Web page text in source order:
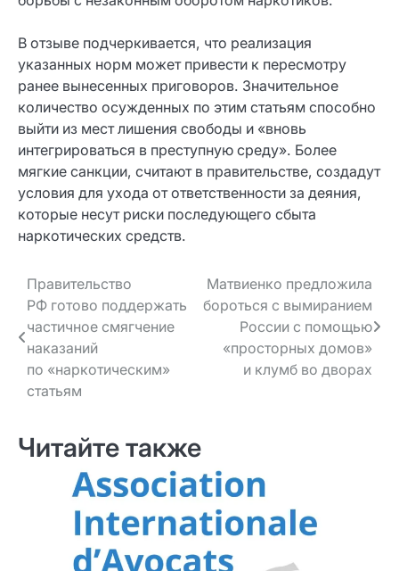
В отзыве подчеркивается, что реализация
указанных норм может привести к пересмотру
ранее вынесенных приговоров. Значительное
количество осужденных по этим статьям способно
выйти из мест лишения свободы и «вновь
интегрироваться в преступную среду». Более
мягкие санкции, считают в правительстве, создадут
условия для ухода от ответственности за деяния,
которые несут риски последующего сбыта
наркотических средств.
Навигация
по записям
Правительство
РФ готово поддержать
частичное смягчение
наказаний
по «наркотическим»
статьям
Матвиенко предложила
бороться с вымиранием
России с помощью
«просторных домов»
и клумб во дворах
Читайте также